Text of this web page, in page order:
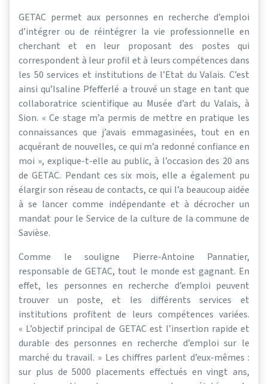
GETAC permet aux personnes en recherche d’emploi
d’intégrer ou de réintégrer la vie professionnelle en
cherchant et en leur proposant des postes qui
correspondent à leur profil et à leurs compétences dans
les 50 services et institutions de l’Etat du Valais. C’est
ainsi qu’Isaline Pfefferlé a trouvé un stage en tant que
collaboratrice scientifique au Musée d’art du Valais, à
Sion. « Ce stage m’a permis de mettre en pratique les
connaissances que j’avais emmagasinées, tout en en
acquérant de nouvelles, ce qui m’a redonné confiance en
moi », explique-t-elle au public, à l’occasion des 20 ans
de GETAC. Pendant ces six mois, elle a également pu
élargir son réseau de contacts, ce qui l’a beaucoup aidée
à se lancer comme indépendante et à décrocher un
mandat pour le Service de la culture de la commune de
Savièse.
Comme le souligne Pierre-Antoine Pannatier,
responsable de GETAC, tout le monde est gagnant. En
effet, les personnes en recherche d’emploi peuvent
trouver un poste, et les différents services et
institutions profitent de leurs compétences variées.
« L’objectif principal de GETAC est l’insertion rapide et
durable des personnes en recherche d’emploi sur le
marché du travail. » Les chiffres parlent d’eux-mêmes :
sur plus de 5000 placements effectués en vingt ans,